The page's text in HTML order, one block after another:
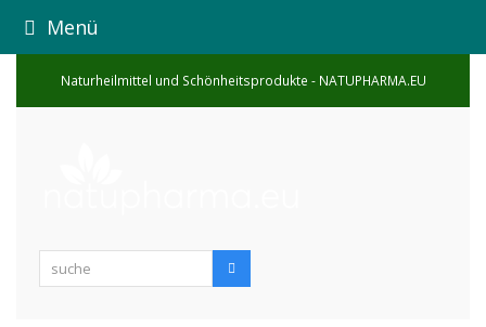
Menü
Naturheilmittel und Schönheitsprodukte - NATUPHARMA.EU
suche